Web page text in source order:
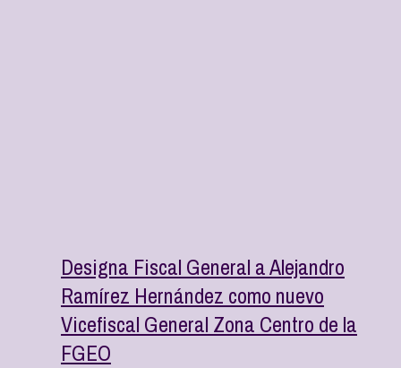
Designa Fiscal General a Alejandro
Ramírez Hernández como nuevo
Vicefiscal General Zona Centro de la
FGEO